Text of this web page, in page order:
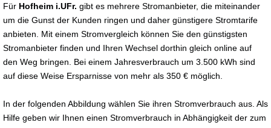
Für Hofheim i.UFr. gibt es mehrere Stromanbieter, die miteinander
um die Gunst der Kunden ringen und daher günstigere Stromtarife
anbieten. Mit einem Stromvergleich können Sie den günstigsten
Stromanbieter finden und Ihren Wechsel dorthin gleich online auf
den Weg bringen. Bei einem Jahresverbrauch um 3.500 kWh sind
auf diese Weise Ersparnisse von mehr als 350 € möglich.
In der folgenden Abbildung wählen Sie ihren Stromverbrauch aus. Als
Hilfe geben wir Ihnen einen Stromverbrauch in Abhängigkeit der zum